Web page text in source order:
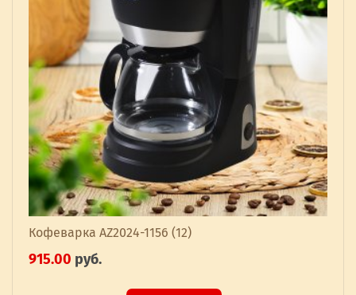
Кофеварка AZ2024-1156 (12)
915.00 руб.